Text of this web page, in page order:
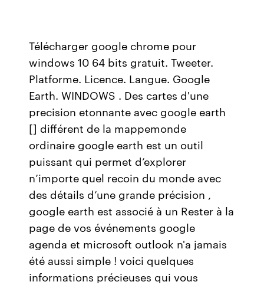
Télécharger google chrome pour
windows 10 64 bits gratuit. Tweeter.
Platforme. Licence. Langue. Google
Earth. WINDOWS . Des cartes d'une
precision etonnante avec google earth
[] différent de la mappemonde
ordinaire google earth est un outil
puissant qui permet d’explorer
n’importe quel recoin du monde avec
des détails d’une grande précision ,
google earth est associé à un Rester à la
page de vos événements google
agenda et microsoft outlook n'a jamais
été aussi simple ! voici quelques
informations précieuses qui vous